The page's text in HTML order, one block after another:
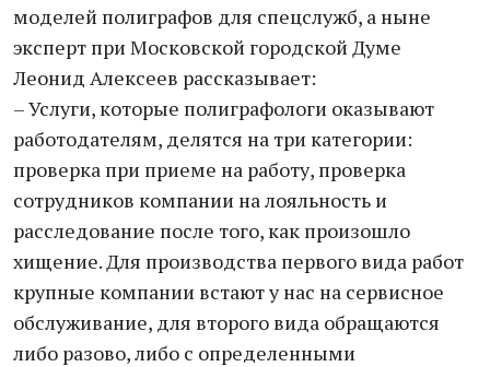
моделей полиграфов для спецслужб, а ныне
эксперт при Московской городской Думе
Леонид Алексеев рассказывает:
– Услуги, которые полиграфологи оказывают
работодателям, делятся на три категории:
проверка при приеме на работу, проверка
сотрудников компании на лояльность и
расследование после того, как произошло
хищение. Для производства первого вида работ
крупные компании встают у нас на сервисное
обслуживание, для второго вида обращаются
либо разово, либо с определенными